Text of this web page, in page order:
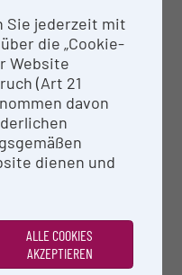
akustischer
und
akustischer
Experimente.
Sie jederzeit mit
die „Cookie-
Website
(Art 21
davon
dienen und
ALLE COOKIES
AKZEPTIEREN